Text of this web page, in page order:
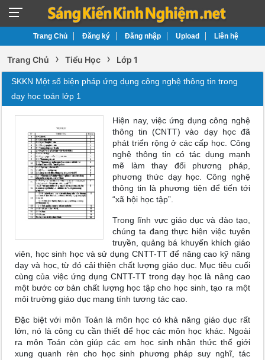
Trang Chủ Đăng ký Đăng nhập Upload Liên hệ
Trang Chủ › Tiểu Học › Lớp 1
SKKN Một số biện pháp ứng dụng công nghệ thông tin trong
dạy học toán lớp 1
Hiện nay, việc ứng dụng công nghệ
thông tin (CNTT) vào dạy học đã
phát triển rộng ở các cấp học. Công
nghệ thông tin có tác dụng mạnh
mẽ làm thay đổi phương pháp,
phương thức dạy học. Công nghệ
thông tin là phương tiện để tiến tới
“xã hội học tập”.
Trong lĩnh vực giáo dục và đào tạo,
chúng ta đang thực hiện việc tuyên
truyền, quảng bá khuyến khích giáo
viên, học sinh học và sử dụng CNTT-TT để nâng cao kỹ năng
dạy và học, từ đó cải thiện chất lượng giáo dục. Mục tiêu cuối
cùng của việc ứng dụng CNTT-TT trong dạy học là nâng cao
một bước cơ bản chất lượng học tập cho học sinh, tạo ra một
môi trường giáo dục mang tính tương tác cao.
Đặc biệt với môn Toán là môn học có khả năng giáo dục rất
lớn, nó là công cụ cần thiết để học các môn học khác. Ngoài
ra môn Toán còn giúp các em học sinh nhận thức thế giới
xung quanh rèn cho học sinh phương pháp suy nghĩ, tác